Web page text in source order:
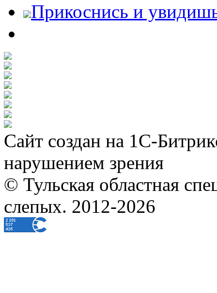
Прикоснись и
Сайт создан на 1С-
нарушением зрения
© Тульская областная
слепых. 2012-2026